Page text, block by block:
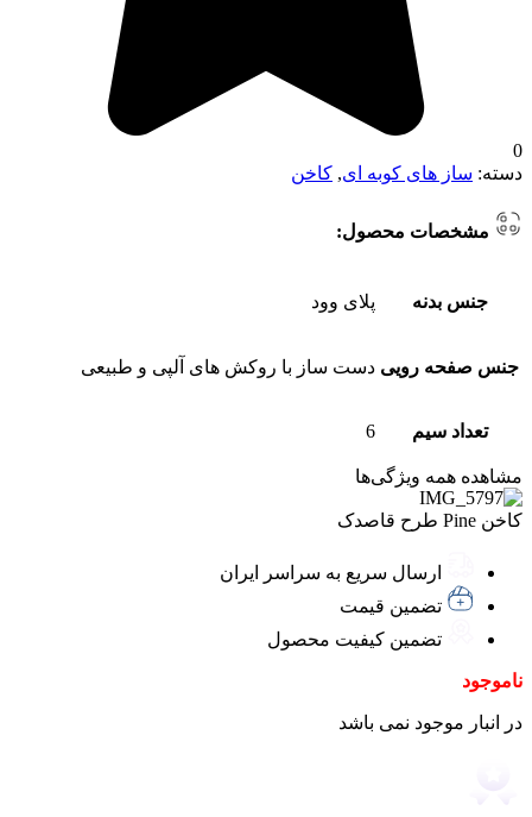
0
دسته: ساز های کوبه ای, کاخن
مشخصات محصول:
جنس بدنه پلای وود
جنس صفحه رویی دست ساز با روکش های آلپی و طبیعی
تعداد سیم 6
مشاهده همه ویژگی‌ها
کاخن Pine طرح قاصدک
ارسال سریع به سراسر ایران
تضمین قیمت
تضمین کیفیت محصول
ناموجود
در انبار موجود نمی باشد